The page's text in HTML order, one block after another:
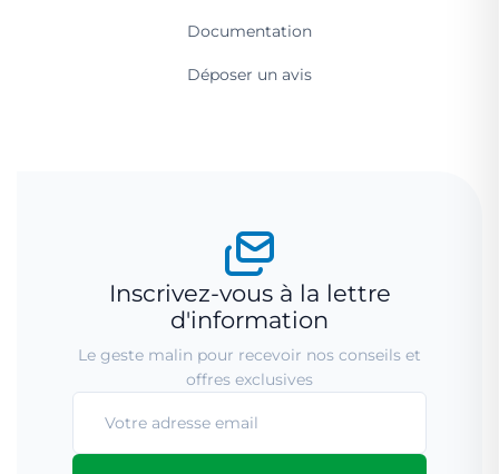
Documentation
Déposer un avis
Inscrivez-vous à la lettre
d'information
Le geste malin pour recevoir nos conseils et
offres exclusives